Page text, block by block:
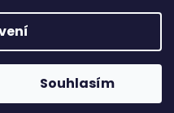
Souhlasím
Shoptet
bytu a firem. Všechna